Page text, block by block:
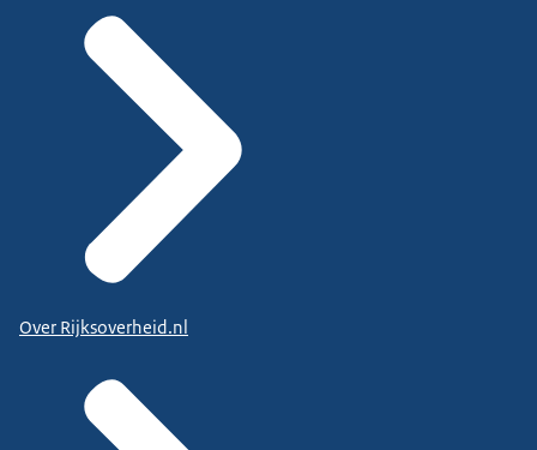
Over Rijksoverheid.nl